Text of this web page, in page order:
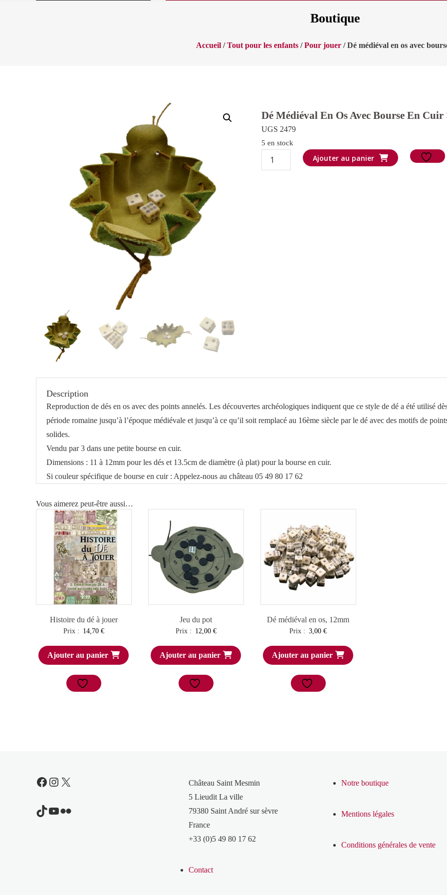
Boutique
Accueil/Tout pour les enfants/Pour jouer/ Dé médiéval en os avec
Dé Médiéval En Os Avec Bourse En Cuir
UGS 2479
5 en stock
quantité
de
Ajouter au panier
Description
Reproduction de dés en os avec des points annelés. Les découvertes archéologiques indiquent que ce style de dé a été utilisé
période romaine jusqu’à l’époque médiévale et jusqu’à ce qu’il soit remplacé au 16ème siècle par le dé avec des motifs de
solides.
Vendu par 3 dans une petite bourse en cuir.
Dimensions : 11 à 12mm pour les dés et 13.5cm de diamètre (à plat) pour la bourse en cuir.
Si couleur spécifique de bourse en cuir : Appelez-nous au château 05 49 80 17 62
Vous aimerez peut-être aussi…
Histoire du dé à jouer
Prix : 14,70 €
Ajouter au panier
Jeu du pot
Prix : 12,00 €
Ajouter au panier
Dé médiéval en os, 12mm
Prix : 3,00€
Ajouter au panier
Facebook
Instagram
X
TikTok
YouTube
Flickr
Château Saint Mesmin
5 Lieudit La ville
79380 Saint André sur sèvre
France
+33 (0)5 49 80 17 62
Contact
Notre boutique
Mentions légales
Conditions générales de vente